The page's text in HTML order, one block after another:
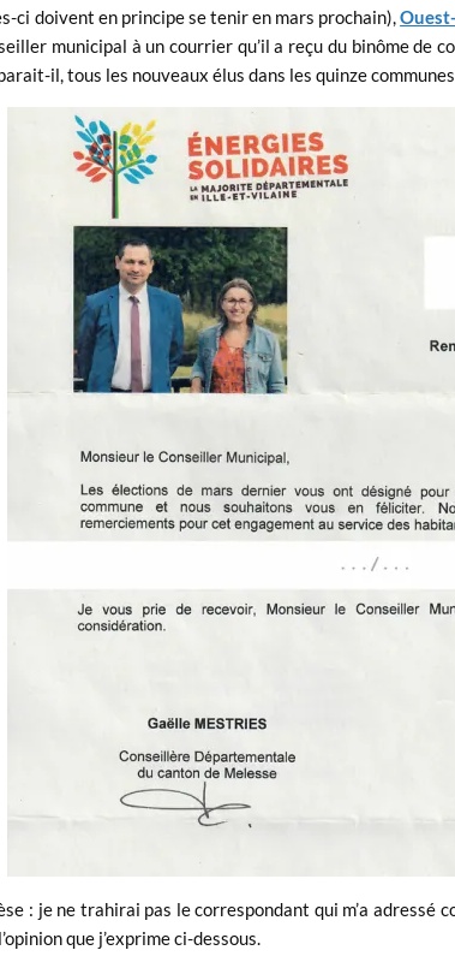
ci doivent en principe se tenir en mars prochain),
municipal à un courrier qu’il a reçu du binôme de
il, tous les nouveaux élus dans les quinze
: je ne trahirai pas le correspondant qui m’a adressé
que j’exprime ci-dessous.